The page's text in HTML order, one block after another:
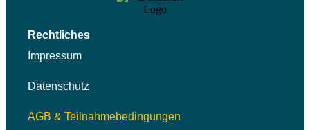
Rechtliches
Impressum
Datenschutz
AGB & Teilnahmebedingungen